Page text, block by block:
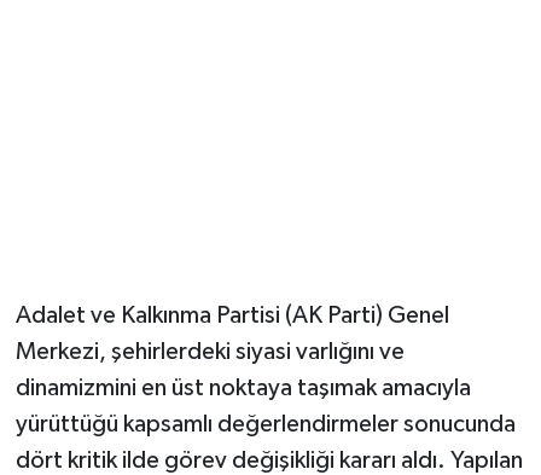
Adalet ve Kalkınma Partisi (AK Parti) Genel
Merkezi, şehirlerdeki siyasi varlığını ve
dinamizmini en üst noktaya taşımak amacıyla
yürüttüğü kapsamlı değerlendirmeler sonucunda
dört kritik ilde görev değişikliği kararı aldı. Yapılan